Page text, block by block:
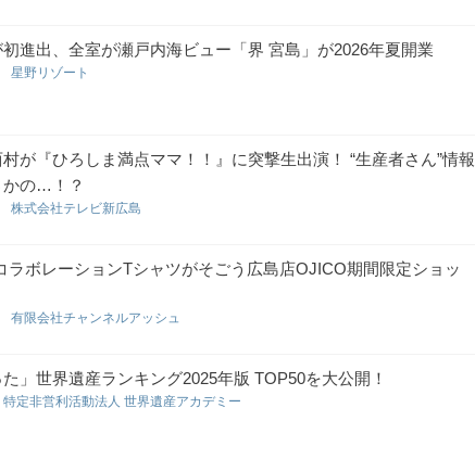
進出、全室が瀬戸内海ビュー「界 宮島」が2026年夏開業
星野リゾート
が『ひろしま満点ママ！！』に突撃生出演！ “生産者さん”情報
かの…！？
株式会社テレビ新広島
ラボレーションTシャツがそごう広島店OJICO期間限定ショッ
有限会社チャンネルアッシュ
」世界遺産ランキング2025年版 TOP50を大公開！
特定非営利活動法人 世界遺産アカデミー